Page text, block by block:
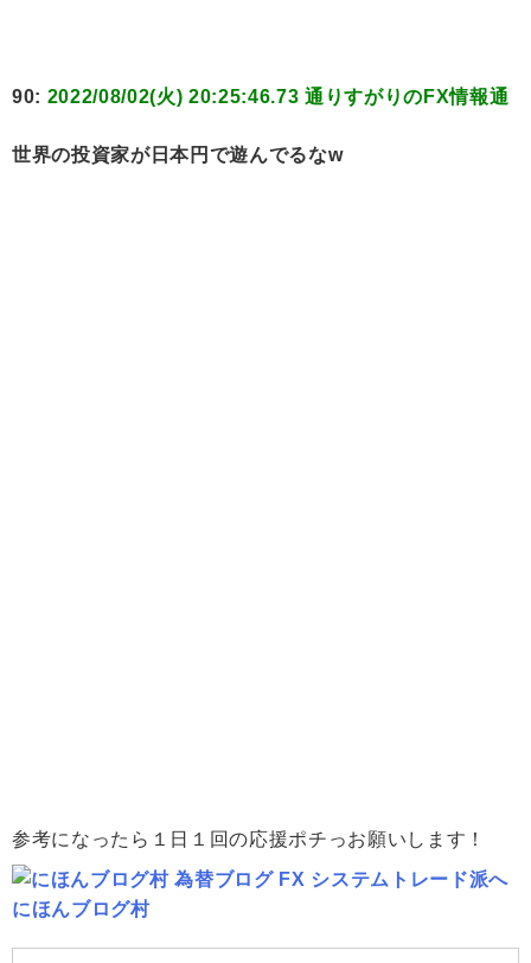
90: 2022/08/02(火) 20:25:46.73 通りすがりのFX情報通
世界の投資家が日本円で遊んでるなw
参考になったら１日１回の応援ポチっお願いします！
にほんブログ村